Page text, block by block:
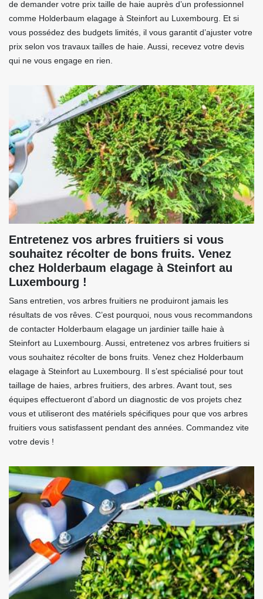
de demander votre prix taille de haie auprès d’un professionnel
comme Holderbaum elagage à Steinfort au Luxembourg. Et si
vous possédez des budgets limités, il vous garantit d’ajuster votre
prix selon vos travaux tailles de haie. Aussi, recevez votre devis
qui ne vous engage en rien.
Entretenez vos arbres fruitiers si vous
souhaitez récolter de bons fruits. Venez
chez Holderbaum elagage à Steinfort au
Luxembourg !
Sans entretien, vos arbres fruitiers ne produiront jamais les
résultats de vos rêves. C’est pourquoi, nous vous recommandons
de contacter Holderbaum elagage un jardinier taille haie à
Steinfort au Luxembourg. Aussi, entretenez vos arbres fruitiers si
vous souhaitez récolter de bons fruits. Venez chez Holderbaum
elagage à Steinfort au Luxembourg. Il s’est spécialisé pour tout
taillage de haies, arbres fruitiers, des arbres. Avant tout, ses
équipes effectueront d’abord un diagnostic de vos projets chez
vous et utiliseront des matériels spécifiques pour que vos arbres
fruitiers vous satisfassent pendant des années. Commandez vite
votre devis !